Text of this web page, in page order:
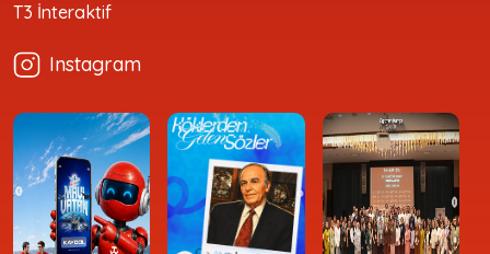
T3 İnteraktif
Instagram